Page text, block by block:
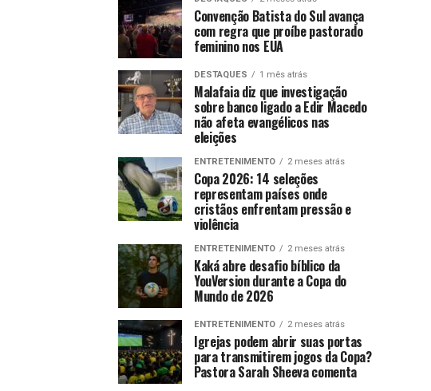
Convenção Batista do Sul avança
com regra que proíbe pastorado
feminino nos EUA
DESTAQUES 1 mês atrás
Malafaia diz que investigação
sobre banco ligado a Edir Macedo
não afeta evangélicos nas
eleições
ENTRETENIMENTO 2 meses atrás
Copa 2026: 14 seleções
representam países onde
cristãos enfrentam pressão e
violência
ENTRETENIMENTO 2 meses atrás
Kaká abre desafio bíblico da
YouVersion durante a Copa do
Mundo de 2026
ENTRETENIMENTO 2 meses atrás
Igrejas podem abrir suas portas
para transmitirem jogos da Copa?
Pastora Sarah Sheeva comenta